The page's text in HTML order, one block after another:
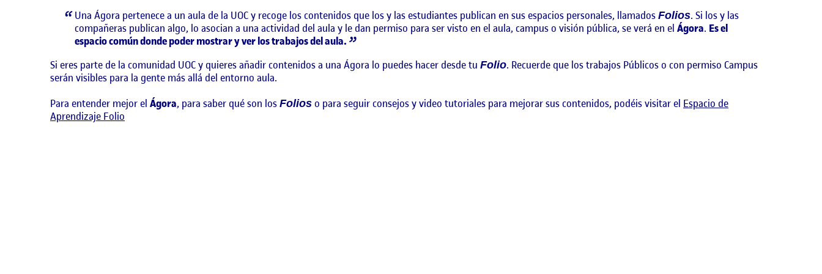
Una Ágora pertenece a un aula de la UOC y recoge los contenidos que los y las estudiantes publican en sus espacios personales, llamados Folios. Si los y las
compañeras publican algo, lo asocian a una actividad del aula y le dan permiso para ser visto en el aula, campus o visión pública, se verá en el Ágora. Es el
espacio común donde poder mostrar y ver los trabajos del aula.
Si eres parte de la comunidad UOC y quieres añadir contenidos a una Ágora lo puedes hacer desde tu Folio. Recuerde que los trabajos Públicos o con permiso Campus
serán visibles para la gente más allá del entorno aula.
Para entender mejor el Ágora, para saber qué son los Folios o para seguir consejos y video tutoriales para mejorar sus contenidos, podéis visitar el Espacio de
Aprendizaje Folio